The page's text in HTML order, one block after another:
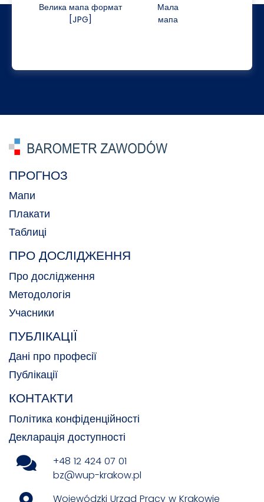
Велика мапа формат
[JPG]
Мала
мапа
ПРОГНОЗ
Мапи
Плакати
Таблиці
ПРО ДОСЛІДЖЕННЯ
Про дослідження
Методологія
Учасники
ПУБЛІКАЦІЇ
Дані про професії
Публікації
КОНТАКТИ
Політика конфіденційності
Декларація доступності
+48 12 424 07 01
bz@wup-krakow.pl
Wojewódzki Urząd Pracy w Krakowie